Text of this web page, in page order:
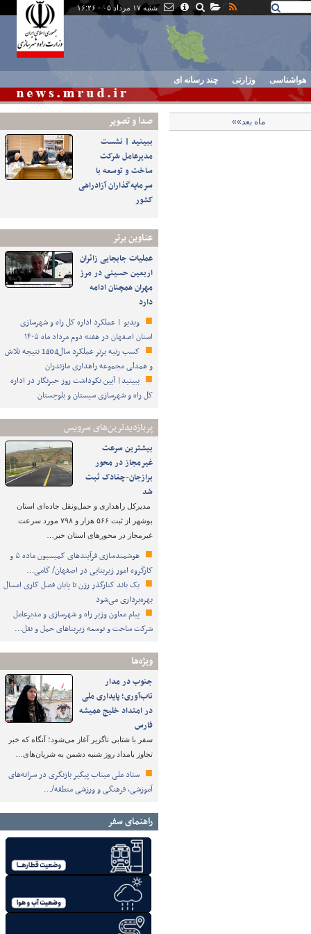
شنبه ۱۷ مرداد ۰۵ - ۱۶:۲۶
هواشناسی وزارتی چند رسانه ای
صدا و تصوير
ببینید | نشست
مدیرعامل شرکت
ساخت و توسعه با
سرمایه‌گذاران آزادراهی
کشور
عناوین برتر
عملیات جابجایی زائران
اربعین حسینی در مرز
مهران همچنان ادامه
دارد
ویدیو | عملکرد اداره کل راه و شهرسازی
استان اصفهان در هفته دوم مرداد ماه ۱۴۰۵
کسب رتبه برتر عملکرد سال1404 نتیجه تلاش
و همدلی مجموعه راهداری مازندران
ببینید| آیین نکوداشت روز خبرنگار در اداره
کل راه و شهرسازی سیستان و بلوچستان
پربازدیدترین‌های سرویس
بیشترین سرعت
غیرمجاز در محور
برازجان-چغادک ثبت
شد
مدیرکل راهداری و حمل‌ونقل جاده‌ای استان
بوشهر از ثبت ۵۶۶ هزار و ۷۹۸ مورد سرعت
غیرمجاز در محورهای استان خبر…
هوشمندسازی فرآیندهای کمیسیون ماده ۵ و
کارگروه امور زیربنایی در اصفهان/ گامی…
یک باند کنارگذر رزن تا پایان فصل کاری امسال
بهره‌برداری می‌شود
پیام معاون وزیر راه و شهرسازی و مدیرعامل
شرکت ساخت و توسعه زیربناهای حمل و نقل…
ویژه‌ها
جنوب در مدار
تاب‌آوری؛ پایداری ملی
در امتداد خلیج همیشه
فارس
سفر با شتابی ناگزیر آغاز می‌شود؛ آنگاه که خبر
تجاوز بامداد روز شنبه دشمن به شریان‌های…
ستاد ملی میناب پیگیر بازنگری در سرانه‌های
آموزشی، فرهنگی و ورزشی منطقه/…
راهنمای سفر
ماه بعد»»